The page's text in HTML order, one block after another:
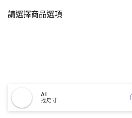
請選擇商品選項
AI
找尺寸